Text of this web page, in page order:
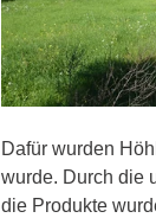
Dafür wurden
wurde. Durch die
die Produkte